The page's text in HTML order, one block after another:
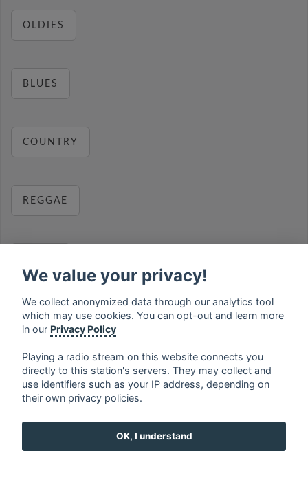
OLDIES
BLUES
COUNTRY
REGGAE
MUSIC
français ⋅ english ⋅ deutsch
ελληνικά
⋅ norsk ⋅ suomi
We value your privacy!
We collect anonymized data through our analytics tool
which may use cookies. You can opt-out and learn more
in our Privacy Policy
Playing a radio stream on this website connects you
directly to this station's servers. They may collect and
use identifiers such as your IP address, depending on
their own privacy policies.
OK, I understand